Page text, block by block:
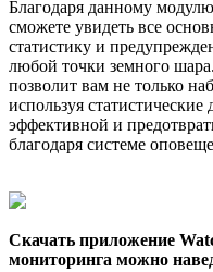
Благодаря данному
сможете увидеть все
статистику и
любой точки земного
позволит вам не только
используя статистические
эффективной и
благодаря системе
Скачать приложение
мониторинга можно